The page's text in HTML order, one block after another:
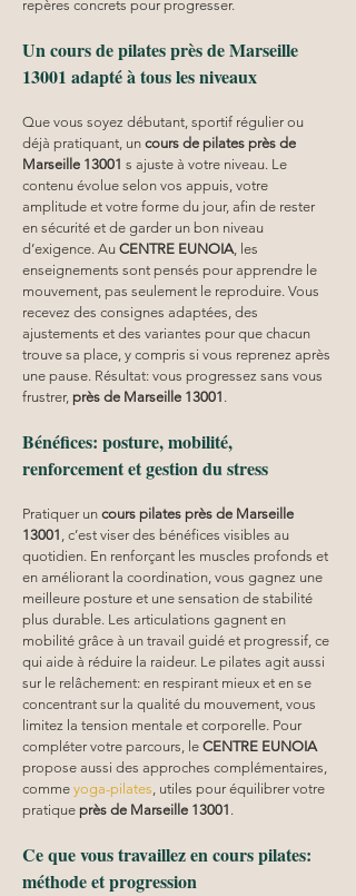
repères concrets pour progresser.
Un cours de pilates près de Marseille
13001 adapté à tous les niveaux
Que vous soyez débutant, sportif régulier ou
déjà pratiquant, un cours de pilates près de
Marseille 13001 s ajuste à votre niveau. Le
contenu évolue selon vos appuis, votre
amplitude et votre forme du jour, afin de rester
en sécurité et de garder un bon niveau
d’exigence. Au CENTRE EUNOIA , les
enseignements sont pensés pour apprendre le
mouvement, pas seulement le reproduire. Vous
recevez des consignes adaptées, des
ajustements et des variantes pour que chacun
trouve sa place, y compris si vous reprenez après
une pause. Résultat: vous progressez sans vous
frustrer, près de Marseille 13001 .
Bénéfices: posture, mobilité,
renforcement et gestion du stress
Pratiquer un cours pilates près de Marseille
13001 , c’est viser des bénéfices visibles au
quotidien. En renforçant les muscles profonds et
en améliorant la coordination, vous gagnez une
meilleure posture et une sensation de stabilité
plus durable. Les articulations gagnent en
mobilité grâce à un travail guidé et progressif, ce
qui aide à réduire la raideur. Le pilates agit aussi
sur le relâchement: en respirant mieux et en se
concentrant sur la qualité du mouvement, vous
limitez la tension mentale et corporelle. Pour
compléter votre parcours, le CENTRE EUNOIA
propose aussi des approches complémentaires,
comme yoga-pilates , utiles pour équilibrer votre
pratique près de Marseille 13001 .
Ce que vous travaillez en cours pilates:
méthode et progression